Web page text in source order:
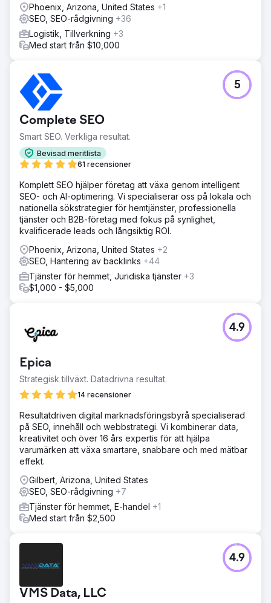
Phoenix, Arizona, United States +1
SEO, SEO-rådgivning +36
Logistik, Tillverkning +3
Med start från $10,000
Complete SEO
Smart SEO. Verkliga resultat.
Bevisad meritlista
61 recensioner
5
Komplett SEO hjälper företag att växa genom intelligent
SEO- och AI-optimering. Vi specialiserar oss på lokala och
nationella sökstrategier för hemtjänster, professionella
tjänster och B2B-företag med fokus på synlighet,
kvalificerade leads och långsiktig ROI.
Phoenix, Arizona, United States +2
SEO, Hantering av backlinks +44
Tjänster för hemmet, Juridiska tjänster +3
$1,000 - $5,000
Epica
Strategisk tillväxt. Datadrivna resultat.
14 recensioner
4.9
Resultatdriven digital marknadsföringsbyrå specialiserad
på SEO, innehåll och webbstrategi. Vi kombinerar data,
kreativitet och över 16 års expertis för att hjälpa
varumärken att växa smartare, snabbare och med mätbar
effekt.
Gilbert, Arizona, United States
SEO, SEO-rådgivning +7
Tjänster för hemmet, E-handel +1
Med start från $2,500
VMS Data, LLC
4.9